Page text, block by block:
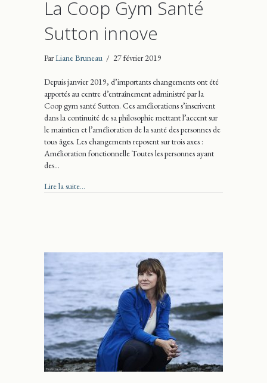
La Coop Gym Santé
Sutton innove
ParLiane Bruneau / 27 février 2019
Depuis janvier 2019, d’importants changements ont été
apportés au centre d’entraînement administré par la
Coop gym santé Sutton. Ces améliorations s’inscrivent
dans la continuité de sa philosophie mettant l’accent sur
le maintien et l’amélioration de la santé des personnes de
tous âges. Les changements reposent sur trois axes :
Amélioration fonctionnelle Toutes les personnes ayant
des…
Lire la suite...